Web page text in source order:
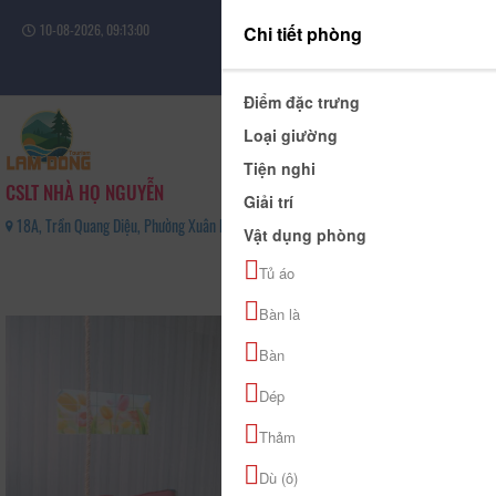
10-08-2026, 09:13:00
Đăng nhập
CSLT NHÀ HỌ NGUYỄN
18A, Trần Quang Diệu, Phường Xuân Hương - Đà Lạt, Tỉnh Lâm Đồng - 0834433422
Chi tiết phòng
Điểm đặc trưng
Loại giường
Tiện nghi
Giải trí
Vật dụng phòng
Tủ áo
Bàn là
Bàn
Dép
Thảm
Dù (ô)